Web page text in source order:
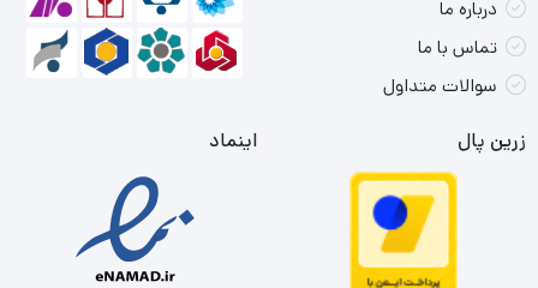
درباره ما
تماس با ما
سوالات متداول
زرین پال اینماد